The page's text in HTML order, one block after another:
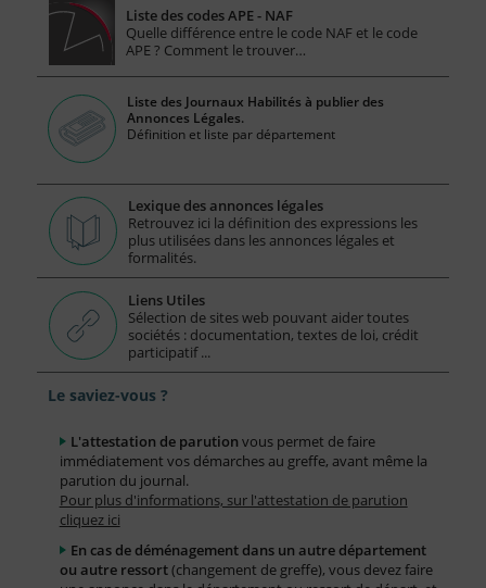
Liste des codes APE - NAF
Quelle différence entre le code NAF et le code
APE ? Comment le trouver…
Liste des Journaux Habilités à publier des
Annonces Légales.
Définition et liste par département
Lexique des annonces légales
Retrouvez ici la définition des expressions les
plus utilisées dans les annonces légales et
formalités.
Liens Utiles
Sélection de sites web pouvant aider toutes
sociétés : documentation, textes de loi, crédit
participatif ...
Le saviez-vous ?
L'attestation de parution vous permet de faire
immédiatement vos démarches au greffe, avant même la
parution du journal.
Pour plus d'informations, sur l'attestation de parution
cliquez ici
En cas de déménagement dans un autre département
ou autre ressort(changement de greffe), vous devez faire